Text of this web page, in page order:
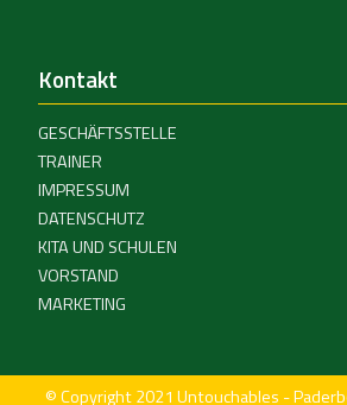
Kontakt
GESCHÄFTSSTELLE
TRAINER
IMPRESSUM
DATENSCHUTZ
KITA UND SCHULEN
VORSTAND
MARKETING
© Copyright 2021 Untouchables -